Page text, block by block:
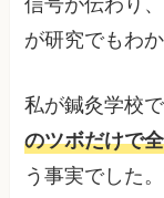
信号が伝わり
が研究でもわ
私が鍼灸学校
のツボだけで
う事実でした